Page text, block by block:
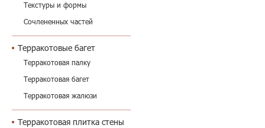
Текстуры и формы
Сочлененных частей
Терракотовые багет
Терракотовая палку
Терракотовая багет
Терракотовая жалюзи
Терракотовая плитка стены